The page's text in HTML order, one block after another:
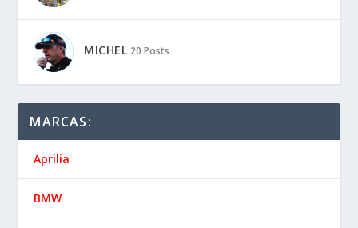
MICHEL 20 Posts
MARCAS:
Aprilia
BMW